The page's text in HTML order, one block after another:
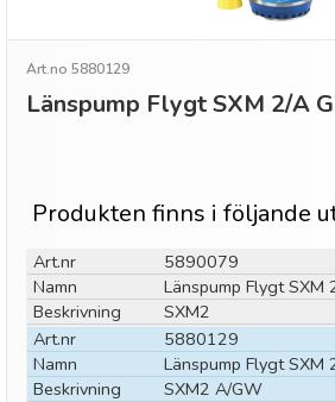
Art.no 5880129
Länspump Flygt SXM 2/A
Produkten finns i följande
Art.nr
5890079
Namn
Länspump Flygt SXM
Beskrivning
SXM2
Art.nr
5880129
Namn
Länspump Flygt SXM
Beskrivning
SXM2 A/GW